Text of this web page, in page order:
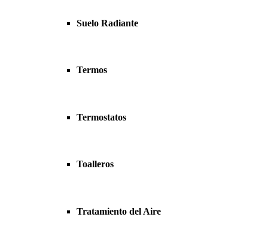
Suelo Radiante
Termos
Termostatos
Toalleros
Tratamiento del Aire